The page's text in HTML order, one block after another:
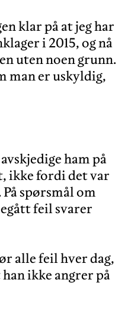
klar på at jeg har
i 2015, og nå
uten noen grunn.
man er uskyldig,
ham på
ikke fordi det var
spørsmål om
feil svarer
alle feil hver dag,
ikke angrer på